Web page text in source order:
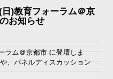
)教育フォーラム＠京
お知らせ
ラム＠京都市 に登壇しま
、パネルディスカッション